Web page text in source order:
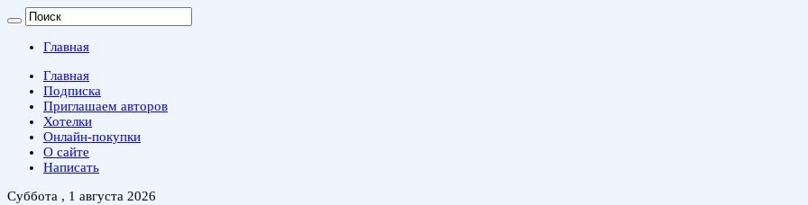
Главная
Главная
Подписка
Приглашаем авторов
Хотелки
Онлайн-покупки
О сайте
Написать
Суббота , 1 августа 2026